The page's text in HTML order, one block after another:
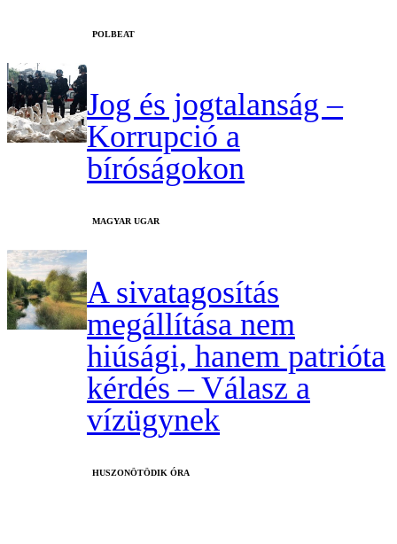
‎POLBEAT
Jog és jogtalanság –
Korrupció a
bíróságokon
MAGYAR UGAR
A sivatagosítás
megállítása nem
hiúsági, hanem patrióta
kérdés – Válasz a
vízügynek
HUSZONÖTÖDIK ÓRA